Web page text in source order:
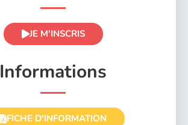
JE M'INSCRIS
Informations
FICHE D'INFORMATION